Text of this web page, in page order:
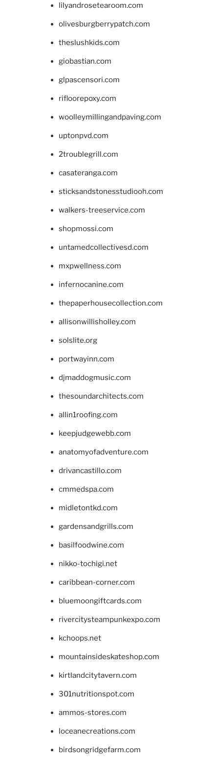
lilyandrosetearoom.com
olivesburgberrypatch.com
theslushkids.com
giobastian.com
glpascensori.com
rifloorepoxy.com
woolleymillingandpaving.com
uptonpvd.com
2troublegrill.com
casateranga.com
sticksandstonesstudiooh.com
walkers-treeservice.com
shopmossi.com
untamedcollectivesd.com
mxpwellness.com
infernocanine.com
thepaperhousecollection.com
allisonwillisholley.com
solslite.org
portwayinn.com
djmaddogmusic.com
thesoundarchitects.com
allin1roofing.com
keepjudgewebb.com
anatomyofadventure.com
drivancastillo.com
cmmedspa.com
midletontkd.com
gardensandgrills.com
basilfoodwine.com
nikko-tochigi.net
caribbean-corner.com
bluemoongiftcards.com
rivercitysteampunkexpo.com
kchoops.net
mountainsideskateshop.com
kirtlandcitytavern.com
301nutritionspot.com
ammos-stores.com
loceanecreations.com
birdsongridgefarm.com